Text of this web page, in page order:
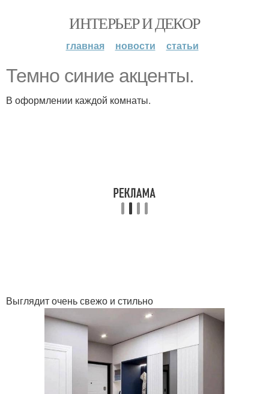
ИНТЕРЬЕР И ДЕКОР
главная новости статьи
Темно синие акценты.
В оформлении каждой комнаты.
Выглядит очень свежо и стильно